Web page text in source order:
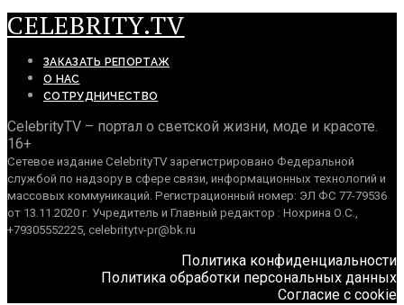
CELEBRITY.TV
ЗАКАЗАТЬ РЕПОРТАЖ
О НАС
СОТРУДНИЧЕСТВО
CelebrityTV – портал о светской жизни, моде и красоте.
16+
Сетевое издание CelebrityTV зарегистрировано Федеральной
службой по надзору в сфере связи, информационных технологий и
массовых коммуникаций. Регистрационный номер: ЭЛ ФС 77-79536
от 13.11.2020 г. Учредитель и Главный редактор : Нохрина О.С.,
+79305552225, celebritytv-pr@bk.ru
Политика конфиденциальности
Политика обработки персональных данных
Согласие с cookie